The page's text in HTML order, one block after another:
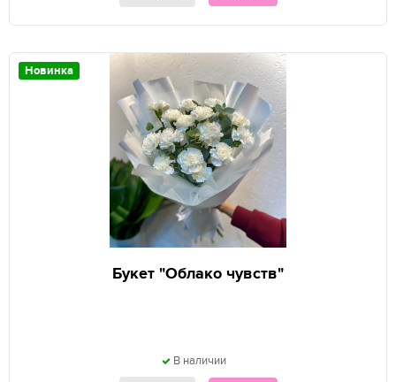
Новинка
Букет "Облако чувств"
В наличии